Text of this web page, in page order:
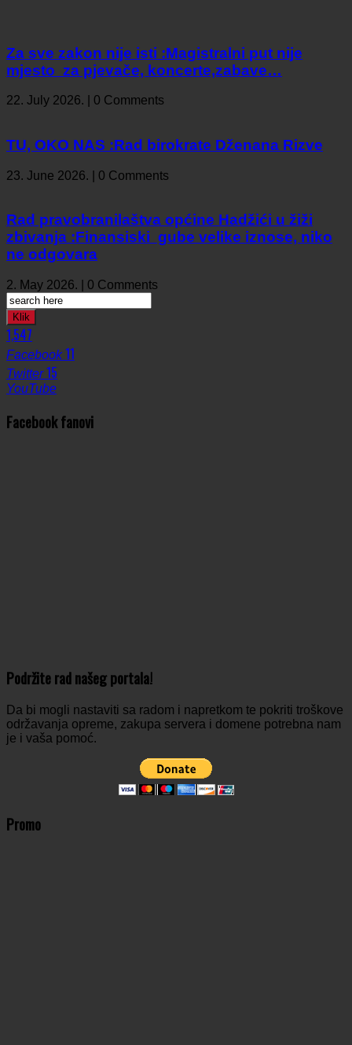
Za sve zakon nije isti :Magistralni put nije
mjesto za pjevače, koncerte,zabave…
22. July 2026. | 0 Comments
TU, OKO NAS :Rad birokrate Dženana Rizve
23. June 2026. | 0 Comments
Rad pravobranilaštva općine Hadžići u žiži
zbivanja :Finansiski gube velike iznose, niko
ne odgovara
2. May 2026. | 0 Comments
Klik
1,547
Facebook 11
Twitter 15
YouTube
Facebook fanovi
Podržite rad našeg portala!
Da bi mogli nastaviti sa radom i napretkom te pokriti troškove
održavanja opreme, zakupa servera i domene potrebna nam
je i vaša pomoć.
Promo